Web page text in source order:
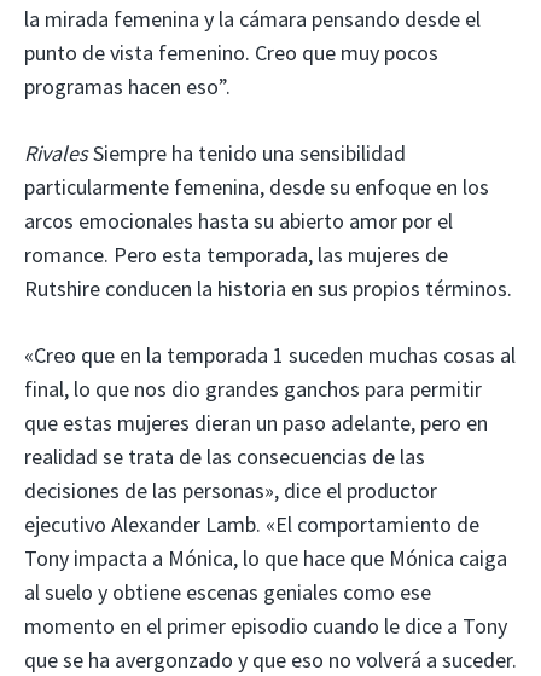
la mirada femenina y la cámara pensando desde el
punto de vista femenino. Creo que muy pocos
programas hacen eso”.
RivalesSiempre ha tenido una sensibilidad
particularmente femenina, desde su enfoque en los
arcos emocionales hasta su abierto amor por el
romance. Pero esta temporada, las mujeres de
Rutshire conducen la historia en sus propios términos.
«Creo que en la temporada 1 suceden muchas cosas al
final, lo que nos dio grandes ganchos para permitir
que estas mujeres dieran un paso adelante, pero en
realidad se trata de las consecuencias de las
decisiones de las personas», dice el productor
ejecutivo Alexander Lamb. «El comportamiento de
Tony impacta a Mónica, lo que hace que Mónica caiga
al suelo y obtiene escenas geniales como ese
momento en el primer episodio cuando le dice a Tony
que se ha avergonzado y que eso no volverá a suceder.